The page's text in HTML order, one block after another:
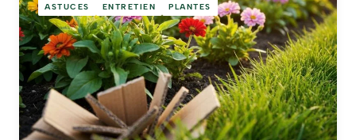
ASTUCES ENTRETIEN PLANTES